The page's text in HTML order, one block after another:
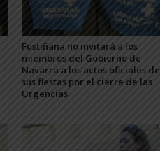
Fustiñana no invitará a los
miembros del Gobierno de
Navarra a los actos oficiales de
sus fiestas por el cierre de las
Urgencias